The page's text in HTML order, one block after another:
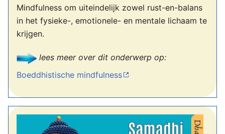
Mindfulness om uiteindelijk zowel rust-en-balans
in het fysieke-, emotionele- en mentale lichaam te
krijgen.
lees meer over dit onderwerp op:
Boeddhistische mindfulness